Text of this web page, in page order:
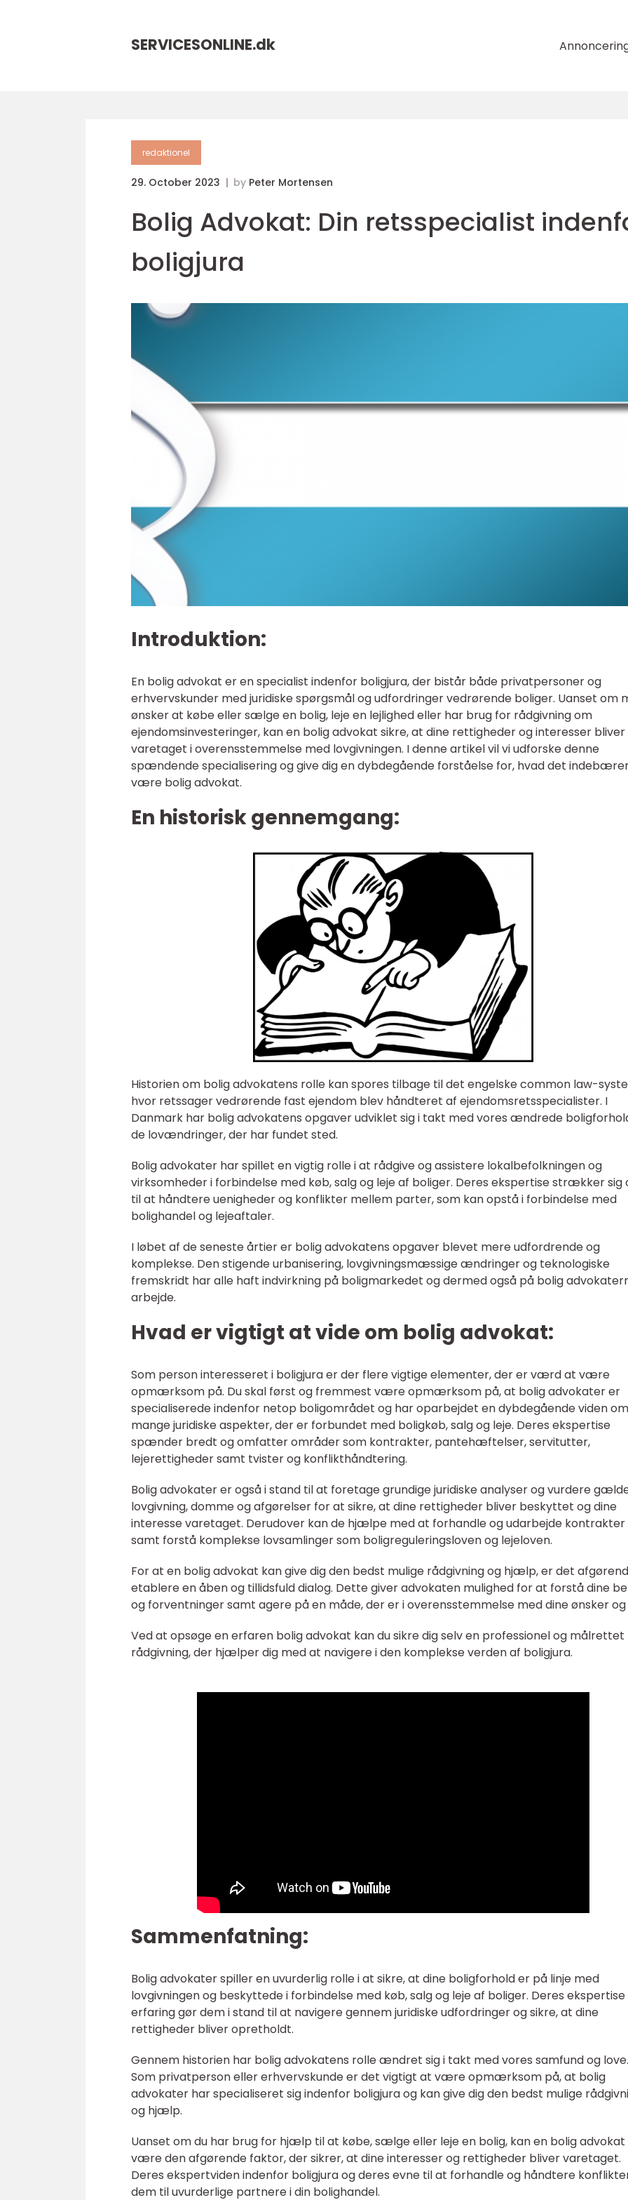
SERVICESONLINE.dk
redaktionel
29. October 2023 by Peter Mortensen
Bolig Advokat: Din retsspecialist
boligjura
Introduktion:
En bolig advokat er en specialist indenfor boligjura, der bistår både privatpersoner og
erhvervskunder med juridiske spørgsmål og udfordringer vedrørende boliger. Uanset om
ønsker at købe eller sælge en bolig, leje en lejlighed eller har brug for rådgivning om
ejendomsinvesteringer, kan en bolig advokat sikre, at dine rettigheder og interesser bliver
varetaget i overensstemmelse med lovgivningen. I denne artikel vil vi udforske denne
spændende specialisering og give dig en dybdegående forståelse for, hvad det
være bolig advokat.
En historisk gennemgang:
Historien om bolig advokatens rolle kan spores tilbage til det engelske common law-
hvor retssager vedrørende fast ejendom blev håndteret af ejendomsretsspecialister. I
Danmark har bolig advokatens opgaver udviklet sig i takt med vores ændrede
de lovændringer, der har fundet sted.
Bolig advokater har spillet en vigtig rolle i at rådgive og assistere lokalbefolkningen og
virksomheder i forbindelse med køb, salg og leje af boliger. Deres ekspertise strækker sig
til at håndtere uenigheder og konflikter mellem parter, som kan opstå i forbindelse med
bolighandel og lejeaftaler.
I løbet af de seneste årtier er bolig advokatens opgaver blevet mere udfordrende og
komplekse. Den stigende urbanisering, lovgivningsmæssige ændringer og teknologiske
fremskridt har alle haft indvirkning på boligmarkedet og dermed også på bolig
arbejde.
Hvad er vigtigt at vide om bolig advokat:
Som person interesseret i boligjura er der flere vigtige elementer, der er værd at være
opmærksom på. Du skal først og fremmest være opmærksom på, at bolig advokater er
specialiserede indenfor netop boligområdet og har oparbejdet en dybdegående viden
mange juridiske aspekter, der er forbundet med boligkøb, salg og leje. Deres ekspertise
spænder bredt og omfatter områder som kontrakter, pantehæftelser, servitutter,
lejerettigheder samt tvister og konflikthåndtering.
Bolig advokater er også i stand til at foretage grundige juridiske analyser og vurdere
lovgivning, domme og afgørelser for at sikre, at dine rettigheder bliver beskyttet og dine
interesse varetaget. Derudover kan de hjælpe med at forhandle og udarbejde kontrakter
samt forstå komplekse lovsamlinger som boligreguleringsloven og lejeloven.
For at en bolig advokat kan give dig den bedst mulige rådgivning og hjælp, er det
etablere en åben og tillidsfuld dialog. Dette giver advokaten mulighed for at forstå dine
og forventninger samt agere på en måde, der er i overensstemmelse med dine ønsker og
Ved at opsøge en erfaren bolig advokat kan du sikre dig selv en professionel og målrettet
rådgivning, der hjælper dig med at navigere i den komplekse verden af boligjura.
Sammenfatning:
Bolig advokater spiller en uvurderlig rolle i at sikre, at dine boligforhold er på linje med
lovgivningen og beskyttede i forbindelse med køb, salg og leje af boliger. Deres ekspertise
erfaring gør dem i stand til at navigere gennem juridiske udfordringer og sikre, at dine
rettigheder bliver opretholdt.
Gennem historien har bolig advokatens rolle ændret sig i takt med vores samfund og love.
Som privatperson eller erhvervskunde er det vigtigt at være opmærksom på, at bolig
advokater har specialiseret sig indenfor boligjura og kan give dig den bedst mulige
og hjælp.
Uanset om du har brug for hjælp til at købe, sælge eller leje en bolig, kan en bolig advokat
være den afgørende faktor, der sikrer, at dine interesser og rettigheder bliver varetaget.
Deres ekspertviden indenfor boligjura og deres evne til at forhandle og håndtere
dem til uvurderlige partnere i din bolighandel.